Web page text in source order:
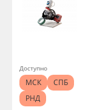
Доступно
МСК
СПБ
РНД